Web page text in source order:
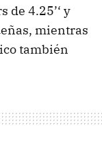
de 4.25’‘ y
mientras
también